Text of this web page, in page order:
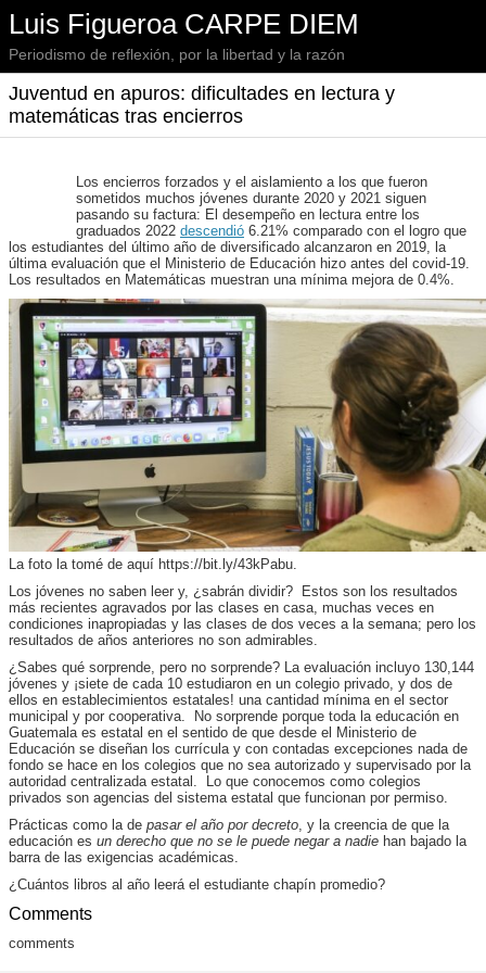
Luis Figueroa CARPE DIEM
Periodismo de reflexión, por la libertad y la razón
Juventud en apuros: dificultades en lectura y
matemáticas tras encierros
Los encierros forzados y el aislamiento a los que fueron
sometidos muchos jóvenes durante 2020 y 2021 siguen
pasando su factura: El desempeño en lectura entre los
graduados 2022 descendió 6.21% comparado con el logro que
los estudiantes del último año de diversificado alcanzaron en 2019, la
última evaluación que el Ministerio de Educación hizo antes del covid-19.
Los resultados en Matemáticas muestran una mínima mejora de 0.4%.
La foto la tomé de aquí https://bit.ly/43kPabu.
Los jóvenes no saben leer y, ¿sabrán dividir? Estos son los resultados
más recientes agravados por las clases en casa, muchas veces en
condiciones inapropiadas y las clases de dos veces a la semana; pero los
resultados de años anteriores no son admirables.
¿Sabes qué sorprende, pero no sorprende? La evaluación incluyo 130,144
jóvenes y ¡siete de cada 10 estudiaron en un colegio privado, y dos de
ellos en establecimientos estatales! una cantidad mínima en el sector
municipal y por cooperativa. No sorprende porque toda la educación en
Guatemala es estatal en el sentido de que desde el Ministerio de
Educación se diseñan los currícula y con contadas excepciones nada de
fondo se hace en los colegios que no sea autorizado y supervisado por la
autoridad centralizada estatal. Lo que conocemos como colegios
privados son agencias del sistema estatal que funcionan por permiso.
Prácticas como la de pasar el año por decreto, y la creencia de que la
educación es un derecho que no se le puede negar a nadie han bajado la
barra de las exigencias académicas.
¿Cuántos libros al año leerá el estudiante chapín promedio?
Comments
comments